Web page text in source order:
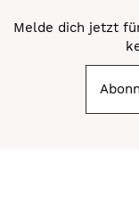
Melde dich jetzt